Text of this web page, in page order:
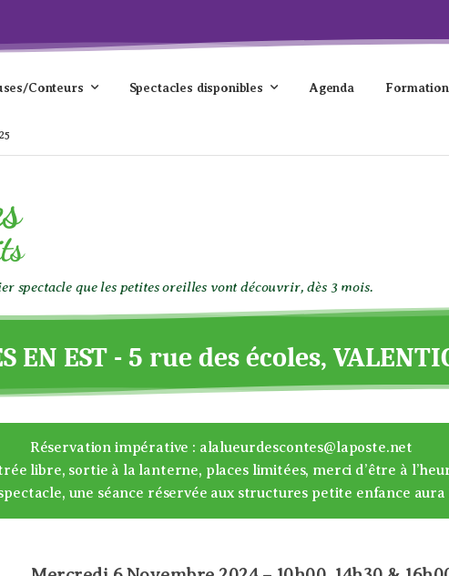
Conteurs Spectacles disponibles Agenda
spectacle que les petites oreilles vont découvrir, dès 3 mois.
EN EST - 5 rue des écoles,
Réservation impérative : alalueurdescontes@laposte.net
libre, sortie à la lanterne, places limitées, merci d’être à
une séance réservée aux structures petite enfance aura